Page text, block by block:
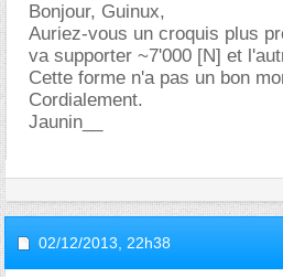
Bonjour, Guinux,
Auriez-vous un croquis plus
va supporter ~7'000 [N] et
Cette forme n'a pas un bon
Cordialement.
Jaunin__
02/12/2013, 22h38